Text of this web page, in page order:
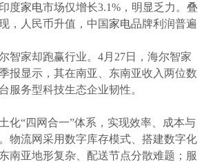
度家电市场仅增长3.1%，明显乏力。叠
，人民币升值，中国 家电品牌利润普遍
智家却跑赢行业。4月27日，海尔智家
报显示，其在南亚、东南亚收入两位数
服务型科技生态企业韧性。
化“四网合一”体系，实现效率、成本与
物流网采用数字库存模式、搭建数字化
南亚地形复杂、配送节点分散难题；服